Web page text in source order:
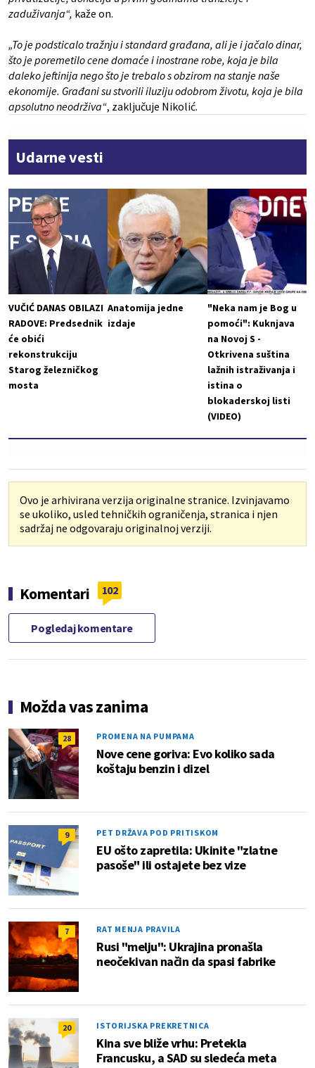
zaduživanja“, kaže on.
„To je podsticalo tražnju i standard građana, ali je i jačalo dinar,
što je poremetilo cene domaće i inostrane robe, koja je bila
daleko jeftinija nego što je trebalo s obzirom na stanje naše
ekonomije. Građani su stvorili iluziju odobrom životu, koja je bila
apsolutno neodrživa“, zaključuje Nikolić.
Udarne vesti
VUČIĆ DANAS OBILAZI
RADOVE: Predsednik
će obići
rekonstrukciju
Starog železničkog
mosta
Anatomija jedne
izdaje
"Neka nam je Bog u
pomoći": Kuknjava
na Novoj S -
Otkrivena suština
lažnih istraživanja i
istina o
blokaderskoj listi
(VIDEO)
Ovo je arhivirana verzija originalne stranice. Izvinjavamo
se ukoliko, usled tehničkih ograničenja, stranica i njen
sadržaj ne odgovaraju originalnoj verziji.
Komentari 102
Pogledaj komentare
Možda vas zanima
28 PROMENA NA PUMPAMA
Nove cene goriva: Evo koliko sada
koštaju benzin i dizel
9 PET DRŽAVA POD PRITISKOM
EU ošto zapretila: Ukinite "zlatne
pasoše" ili ostajete bez vize
7 RAT MENJA PRAVILA
Rusi "melju": Ukrajina pronašla
neočekivan način da spasi fabrike
20 ISTORIJSKA PREKRETNICA
Kina sve bliže vrhu: Pretekla
Francusku, a SAD su sledeća meta